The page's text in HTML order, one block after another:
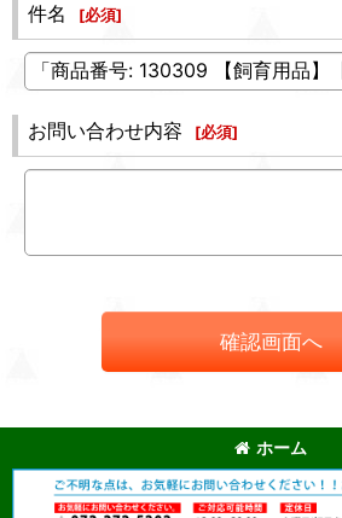
件名 [必須]
お問い合わせ内容 [必須]
確認画面へ
ホーム